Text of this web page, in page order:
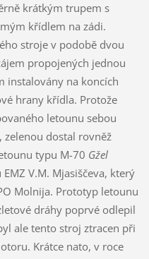
krátkým trupem s
křídlem na zádi.
stroje v podobě dvou
propojených jednou
na koncích
hrany křídla. Protože
letounu sebou
zelenou dostal rovněž
typu M-70 Gžel
V.M. Mjasiščeva, který
Molnija. Prototyp letounu
dráhy poprvé odlepil
ale tento stroj ztracen při
Krátce nato, v roce